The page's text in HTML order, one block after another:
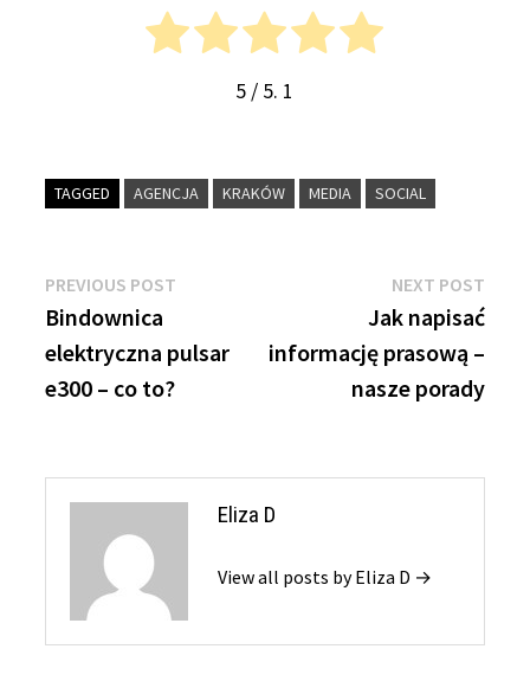
5 / 5. 1
TAGGED AGENCJA KRAKÓW MEDIA SOCIAL
Nawigacja
wpisu
PREVIOUS POST
Bindownica
elektryczna pulsar
e300 – co to?
NEXT POSTNext
post:
Jak napisać
informację prasową –
nasze porady
Eliza D
View all posts by Eliza D →